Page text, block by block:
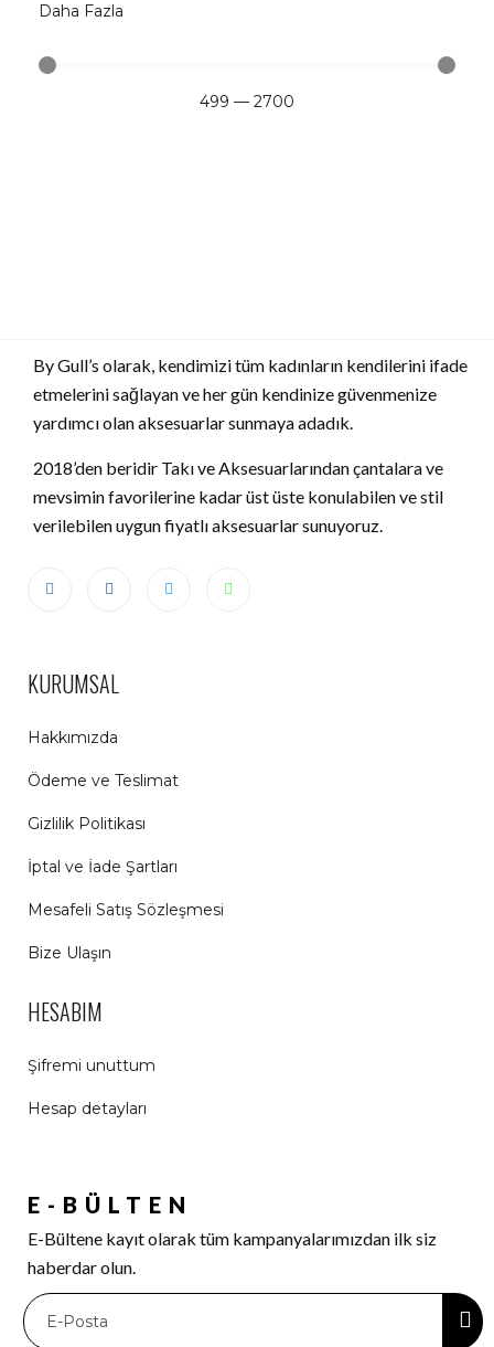
Daha Fazla
499 — 2700
By Gull’s olarak, kendimizi tüm kadınların kendilerini ifade
etmelerini sağlayan ve her gün kendinize güvenmenize
yardımcı olan aksesuarlar sunmaya adadık.
2018’den beridir Takı ve Aksesuarlarından çantalara ve
mevsimin favorilerine kadar üst üste konulabilen ve stil
verilebilen uygun fiyatlı aksesuarlar sunuyoruz.
KURUMSAL
Hakkımızda
Ödeme ve Teslimat
Gizlilik Politikası
İptal ve İade Şartları
Mesafeli Satış Sözleşmesi
Bize Ulaşın
HESABIM
Şifremi unuttum
Hesap detayları
E-BÜLTEN
E-Bültene kayıt olarak tüm kampanyalarımızdan ilk siz
haberdar olun.